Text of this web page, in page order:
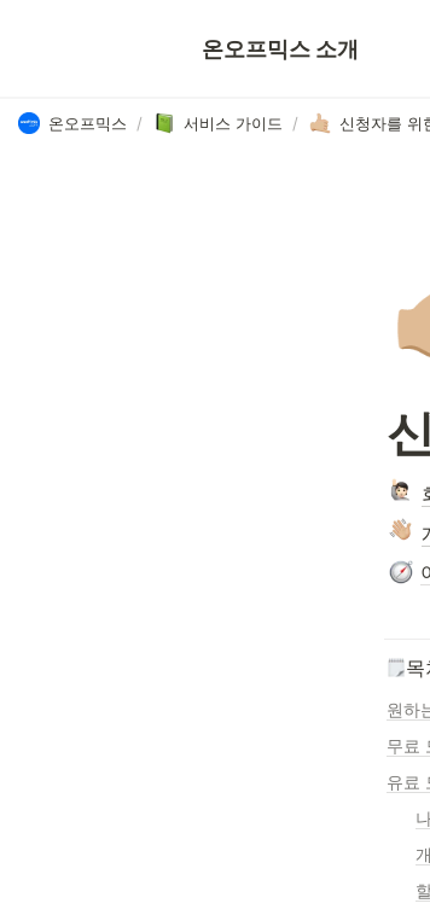
온오프믹스 소개
온오프믹스 / 서비스 가이드 / 신청자를 위
목
원하
무료
유료